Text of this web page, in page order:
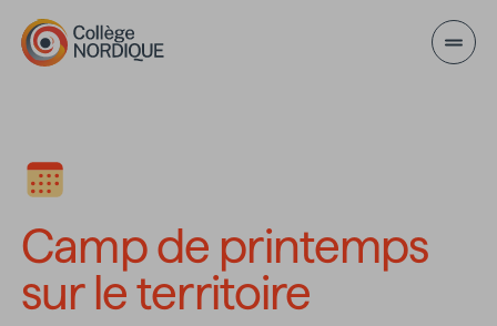
Aller au contenu principal
Camp de printemps
Camp de printemps
sur le territoire